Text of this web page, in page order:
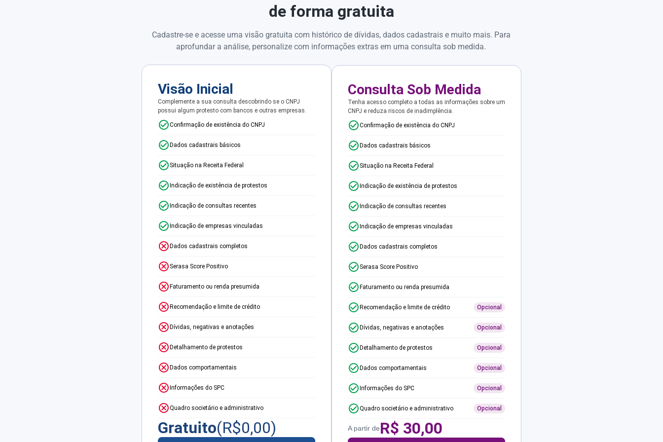
de forma gratuita
Cadastre-se e acesse uma visão gratuita com histórico de dívidas, dados cadastrais e muito mais. Para
aprofundar a análise, personalize com informações extras em uma consulta sob medida.
Visão Inicial
Complemente a sua consulta descobrindo se o CNPJ
possui algum protesto com bancos e outras empresas.
Confirmação de existência do CNPJ
Dados cadastrais básicos
Situação na Receita Federal
Indicação de existência de protestos
Indicação de consultas recentes
Indicação de empresas vinculadas
Dados cadastrais completos
Serasa Score Positivo
Faturamento ou renda presumida
Recomendação e limite de crédito
Dívidas, negativas e anotações
Detalhamento de protestos
Dados comportamentais
Informações do SPC
Quadro societário e administrativo
Gratuito(R$0,00)
Consulta Sob Medida
Tenha acesso completo a todas as informações sobre um
CNPJ e reduza riscos de inadimplência.
Confirmação de existência do CNPJ
Dados cadastrais básicos
Situação na Receita Federal
Indicação de existência de protestos
Indicação de consultas recentes
Indicação de empresas vinculadas
Dados cadastrais completos
Serasa Score Positivo
Faturamento ou renda presumida
Recomendação e limite de crédito Opcional
Dívidas, negativas e anotações Opcional
Detalhamento de protestos Opcional
Dados comportamentais Opcional
Informações do SPC Opcional
Quadro societário e administrativo Opcional
A partir deR$ 30,00